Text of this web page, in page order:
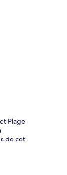
Plage
de cet